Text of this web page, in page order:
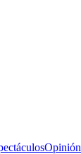
Opinión